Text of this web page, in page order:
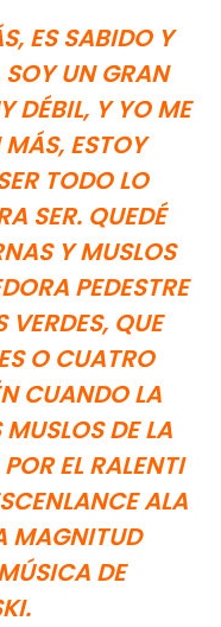
Y
UN GRAN
DÉBIL, Y YO ME
ESTOY
TODO LO
SER. QUEDÉ
Y MUSLOS
PEDESTRE
QUE
O CUATRO
CUANDO LA
DE LA
EL RALENTI
ALA
MAGNITUD
DE